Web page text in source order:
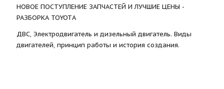
НОВОЕ ПОСТУПЛЕНИЕ ЗАПЧАСТЕЙ И ЛУЧШИЕ ЦЕНЫ -
РАЗБОРКА TOYOTА
ДВС, Электродвигатель и дизельный двигатель. Виды
двигателей, принцип работы и история создания.